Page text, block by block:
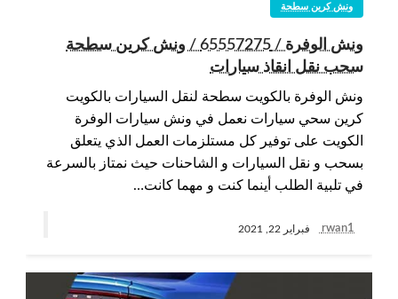
ونش كرين سطحة
ونش الوفرة / 65557275 / ونش كرين سطحة
سحب نقل انقاذ سيارات
ونش الوفرة بالكويت سطحة لنقل السيارات بالكويت
كرين سحي سيارات نعمل في ونش سيارات الوفرة
الكويت على توفير كل مستلزمات العمل الذي يتعلق
بسحب و نقل السيارات و الشاحنات حيث نمتاز بالسرعة
في تلبية الطلب أينما كنت و مهما كانت…
rwan1 فبراير 22, 2021